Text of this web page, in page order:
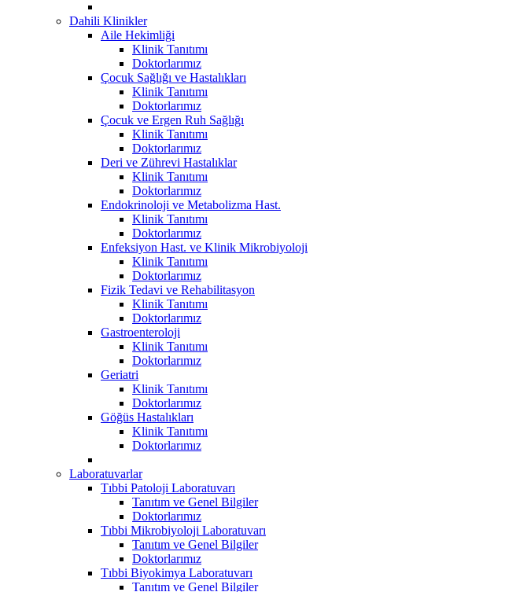
Dahili Klinikler
Aile Hekimliği
Klinik Tanıtımı
Doktorlarımız
Çocuk Sağlığı ve Hastalıkları
Klinik Tanıtımı
Doktorlarımız
Çocuk ve Ergen Ruh Sağlığı
Klinik Tanıtımı
Doktorlarımız
Deri ve Zührevi Hastalıklar
Klinik Tanıtımı
Doktorlarımız
Endokrinoloji ve Metabolizma Hast.
Klinik Tanıtımı
Doktorlarımız
Enfeksiyon Hast. ve Klinik Mikrobiyoloji
Klinik Tanıtımı
Doktorlarımız
Fizik Tedavi ve Rehabilitasyon
Klinik Tanıtımı
Doktorlarımız
Gastroenteroloji
Klinik Tanıtımı
Doktorlarımız
Geriatri
Klinik Tanıtımı
Doktorlarımız
Göğüs Hastalıkları
Klinik Tanıtımı
Doktorlarımız
Laboratuvarlar
Tıbbi Patoloji Laboratuvarı
Tanıtım ve Genel Bilgiler
Doktorlarımız
Tıbbi Mikrobiyoloji Laboratuvarı
Tanıtım ve Genel Bilgiler
Doktorlarımız
Tıbbi Biyokimya Laboratuvarı
Tanıtım ve Genel Bilgiler